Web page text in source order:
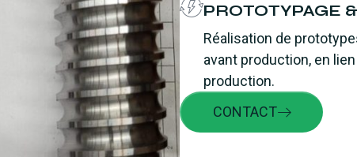
PROTOTYPAGE
Réalisation de
avant production, en
production.
CONTACT